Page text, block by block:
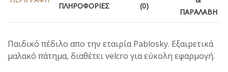
ΠΛΗΡΟΦΟΡΊΕΣ (0)
ΠΑΡΑΛΑΒΉ
Παιδικό πέδιλο απο την εταιρία Pablosky. Εξαιρετικά
μαλακό πάτημα, διαθέτει velcro για εύκολη εφαρμογή.